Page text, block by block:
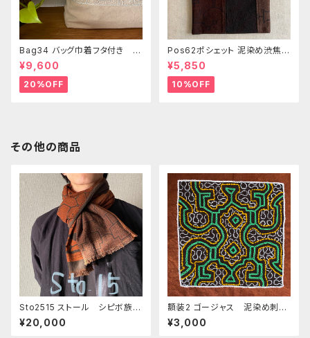
Bag34 バッグ巾着フタ付き 薄
いピンク系ベージュ シピボ族の
手刺繍シャーベットカラー
¥9,600
20%OFF
Pos62ポシェット 泥染め渋焦茶
ファスナーポーチ 20x18cm
渋い泥染めアレンジ 男性用小
物入れ 暇の付け替え可能
¥5,850
10%OFF
その他の商品
Sto2515 ストール シピボ族の
泥染め 奄美の泥染めコラボ 1
60x40
¥20,000
額装2 ゴージャス 泥染め刺繍
フレーム入り シピボ族の泥染
め刺繍 アマゾン先住民族の工
¥3,000